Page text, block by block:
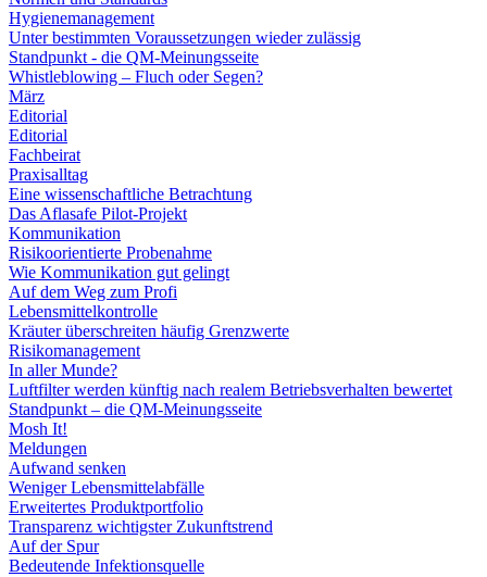
Hygienemanagement
Unter bestimmten Voraussetzungen wieder zulässig
Standpunkt - die QM-Meinungsseite
Whistleblowing – Fluch oder Segen?
März
Editorial
Editorial
Fachbeirat
Praxisalltag
Eine wissenschaftliche Betrachtung
Das Aflasafe Pilot-Projekt
Kommunikation
Risikoorientierte Probenahme
Wie Kommunikation gut gelingt
Auf dem Weg zum Profi
Lebensmittelkontrolle
Kräuter überschreiten häufig Grenzwerte
Risikomanagement
In aller Munde?
Luftfilter werden künftig nach realem Betriebsverhalten bewertet
Standpunkt – die QM-Meinungsseite
Mosh It!
Meldungen
Aufwand senken
Weniger Lebensmittelabfälle
Erweitertes Produktportfolio
Transparenz wichtigster Zukunftstrend
Auf der Spur
Bedeutende Infektionsquelle